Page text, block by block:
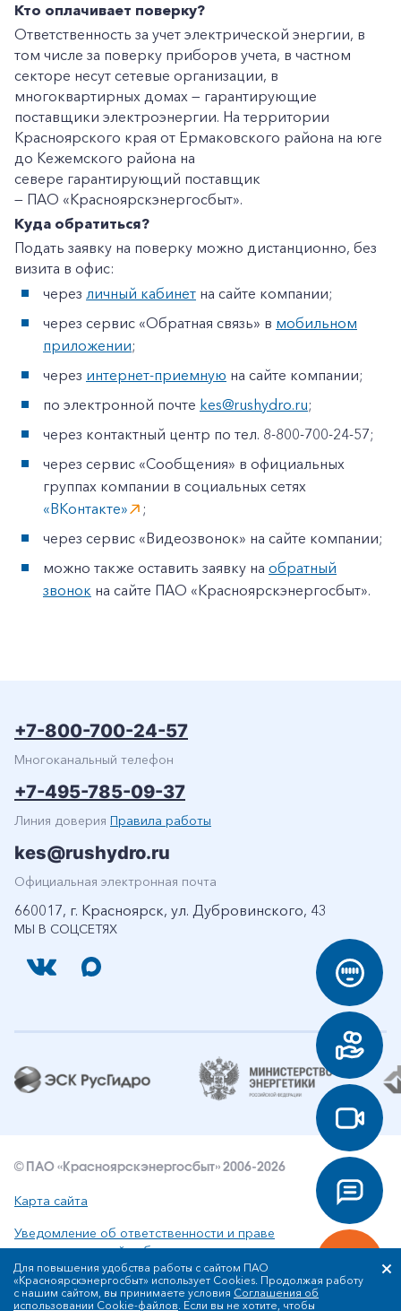
+7-800-700-24-57
Заказать обратный звонок
Частным клиентам
Кто оплачивает поверку?
Ответственность за учет электрической энергии, в
том числе за поверку приборов учета, в частном
секторе несут сетевые организации, в
многоквартирных домах — гарантирующие
поставщики электроэнергии. На территории
Красноярского края от Ермаковского района на юге
до Кежемского района на
севере гарантирующий поставщик
— ПАО «Красноярскэнергосбыт».
Куда обратиться?
Подать заявку на поверку можно дистанционно, без
визита в офис:
через личный кабинет на сайте компании;
через сервис «Обратная связь» в мобильном
приложении;
через интернет-приемную на сайте компании;
по электронной почте kes@rushydro.ru;
через контактный центр по тел. 8-800-700-24-57;
через сервис «Сообщения» в официальных
группах компании в социальных сетях
«ВКонтакте»
;
через сервис «Видеозвонок» на сайте компании;
можно также оставить заявку на обратный
звонок на сайте ПАО «Красноярскэнергосбыт».
МЫ В СОЦСЕТЯХ
+7-800-700-24-57
Многоканальный телефон
+7-495-785-09-37
Линия доверия Правила работы
kes@rushydro.ru
Официальная электронная почта
660017, г. Красноярск, ул. Дубровинского, 43
© ПАО «Красноярскэнергосбыт» 2006-2026
Карта сайта
Уведомление об ответственности и праве
интеллектуальной собственности
Политика ПАО «Красноярскэнергосбыт» в отношении
обработки персональных данных
Для повышения удобства работы с сайтом ПАО
«Красноярскэнергосбыт» использует Cookies. Продолжая работу
с нашим сайтом, вы принимаете условия Соглашения об
использовании Cookie-файлов. Если вы не хотите, чтобы